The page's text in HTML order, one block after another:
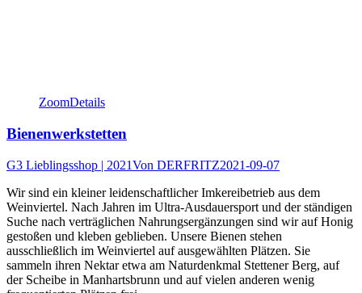
ZoomDetails
Bienenwerkstetten
G3 Lieblingsshop | 2021Von DERFRITZ2021-09-07
Wir sind ein kleiner leidenschaftlicher Imkereibetrieb aus dem
Weinviertel. Nach Jahren im Ultra-Ausdauersport und der ständigen
Suche nach verträglichen Nahrungsergänzungen sind wir auf Honig
gestoßen und kleben geblieben. Unsere Bienen stehen
ausschließlich im Weinviertel auf ausgewählten Plätzen. Sie
sammeln ihren Nektar etwa am Naturdenkmal Stettener Berg, auf
der Scheibe in Manhartsbrunn und auf vielen anderen wenig